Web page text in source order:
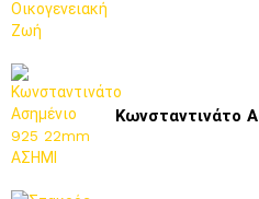
Κωνσταντινάτο